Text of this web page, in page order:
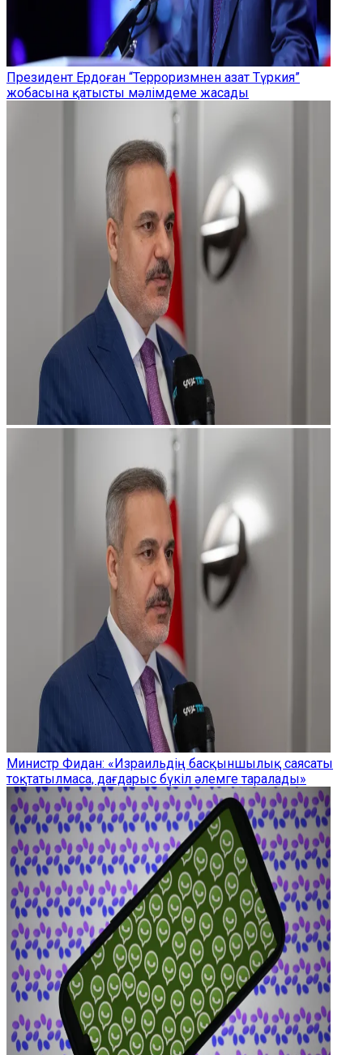
Президент Ердоған “Терроризмнен азат Түркия”
жобасына қатысты мәлімдеме жасады
Министр Фидан: «Израильдің басқыншылық саясаты
тоқтатылмаса, дағдарыс бүкіл әлемге таралады»